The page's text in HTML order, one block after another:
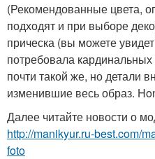
(Рекомендованные цвета,
подходят и при выборе
прическа (вы можете
потребовала
почти такой же, но детали
изменившие весь образ.
Далее читайте новости о
http://manikyur.ru-best.com/
foto